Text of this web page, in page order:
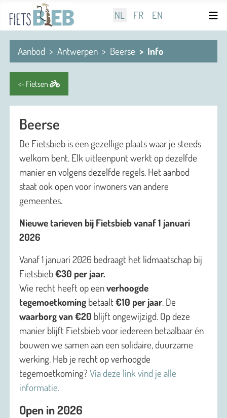
Selecteer de taal
NL FR EN
Aanbod Antwerpen Beerse Info
<- Fietsen
Beerse
De Fietsbieb is een gezellige plaats waar je steeds
welkom bent. Elk uitleenpunt werkt op dezelfde
manier en volgens dezelfde regels. Het aanbod
staat ook open voor inwoners van andere
gemeentes.
Nieuwe tarieven bij Fietsbieb vanaf 1 januari
2026
Vanaf 1 januari 2026 bedraagt het lidmaatschap bij
Fietsbieb€30 per jaar.
Wie recht heeft op eenverhoogde
tegemoetkoming betaalt€10 per jaar. De
waarborg van €20 blijft ongewijzigd. Op deze
manier blijft Fietsbieb voor iedereen betaalbaar én
bouwen we samen aan een solidaire, duurzame
werking. Heb je recht op verhoogde
tegemoetkoming?Via deze link vind je alle
informatie.
Open in 2026